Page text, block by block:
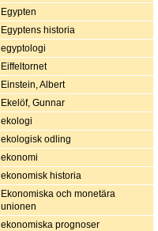
Egypten
Egyptens historia
egyptologi
Eiffeltornet
Einstein, Albert
Ekelöf, Gunnar
ekologi
ekologisk odling
ekonomi
ekonomisk historia
Ekonomiska och monetära
unionen
ekonomiska prognoser